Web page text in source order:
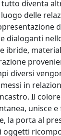
diventa
delle
dialoganti
ibride,
diversi
in
Il
unisce e
la porta al
oggetti